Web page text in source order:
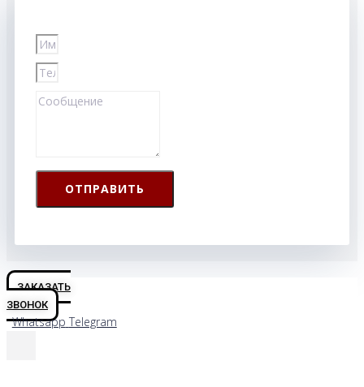
ОТПРАВИТЬ
ЗАКАЗАТЬ
ЗВОНОК
Whatsapp Telegram